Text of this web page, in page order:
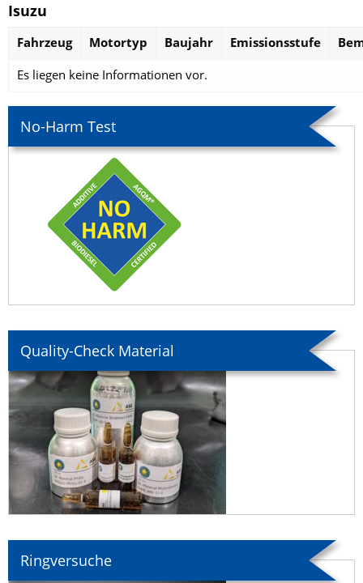
No-Harm Test
Quality-Check Material
Ringversuche
Isuzu
Fahrzeug Motortyp Baujahr Emissionsstufe
Es liegen keine Informationen vor.